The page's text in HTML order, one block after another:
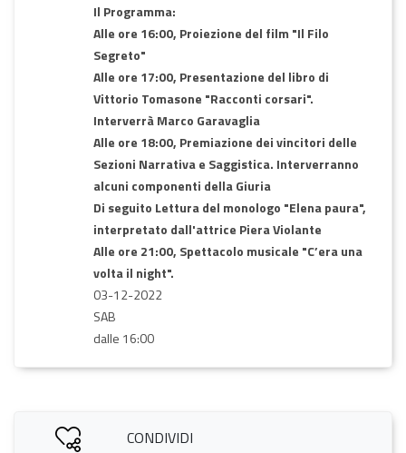
Il Programma:
Alle ore 16:00, Proiezione del film "Il Filo
Segreto"
Alle ore 17:00, Presentazione del libro di
Vittorio Tomasone "Racconti corsari".
Interverrà Marco Garavaglia
Alle ore 18:00, Premiazione dei vincitori delle
Sezioni Narrativa e Saggistica. Interverranno
alcuni componenti della Giuria
Di seguito Lettura del monologo "Elena paura",
interpretato dall'attrice Piera Violante
Alle ore 21:00, Spettacolo musicale "C’era una
volta il night".
03-12-2022
SAB
dalle 16:00
CONDIVIDI